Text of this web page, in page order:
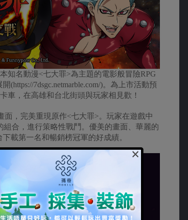
名動漫<七大罪>為主題的電影般冒險RPG
7dsgc.netmarble.com/)。為上市活動預
車，在高雄和台北街頭與玩家相見歡！
，完美重現原作<七大罪>。玩家在遊戲中
合，進行策略性戰鬥。優美的畫面、華麗的
載第一名和暢銷榜冠軍的好成績。
×